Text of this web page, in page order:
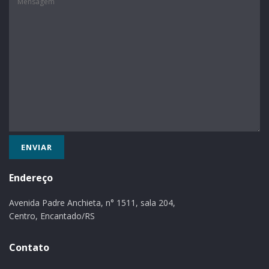
Endereço
Avenida Padre Anchieta, n° 1511, sala 204,
Centro, Encantado/RS
Contato